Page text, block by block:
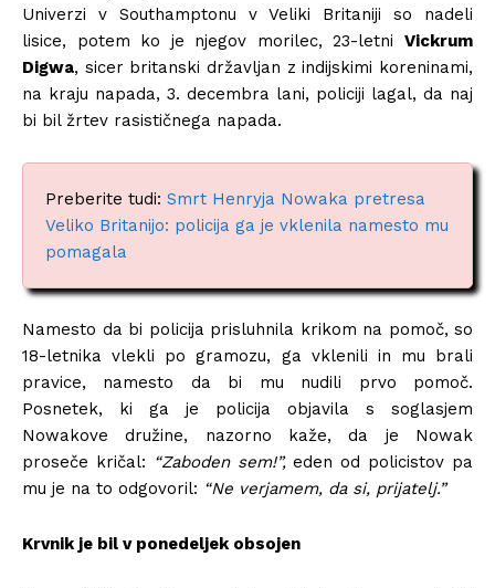
Univerzi v Southamptonu v Veliki Britaniji so nadeli
lisice, potem ko je njegov morilec, 23-letni Vickrum
Digwa, sicer britanski državljan z indijskimi koreninami,
na kraju napada, 3. decembra lani, policiji lagal, da naj
bi bil žrtev rasističnega napada.
Preberite tudi: Smrt Henryja Nowaka pretresa
Veliko Britanijo: policija ga je vklenila namesto mu
pomagala
Namesto da bi policija prisluhnila krikom na pomoč, so
18-letnika vlekli po gramozu, ga vklenili in mu brali
pravice, namesto da bi mu nudili prvo pomoč.
Posnetek, ki ga je policija objavila s soglasjem
Nowakove družine, nazorno kaže, da je Nowak
proseče kričal: “Zaboden sem!”,eden od policistov pa
mu je na to odgovoril: “Ne verjamem, da si, prijatelj.”
Krvnik je bil v ponedeljek obsojen